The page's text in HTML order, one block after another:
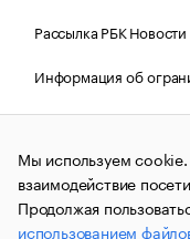
Рассылка РБК Новости
Информация об
Правовая информация
© АО
и материалы
(зарегистрировано
связи,
коммуникаций
Мы используем cookie.
взаимодействие
Продолжая
использованием